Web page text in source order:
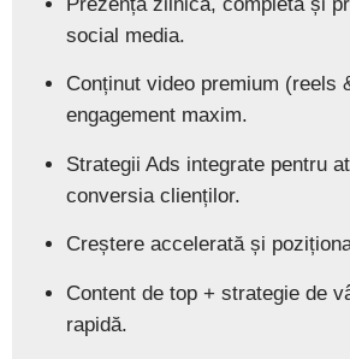
social media.
Conținut video premium (reels
engagement maxim.
Strategii Ads integrate pentru
conversia clienților.
Creștere accelerată și
Content de top + strategie de
rapidă.